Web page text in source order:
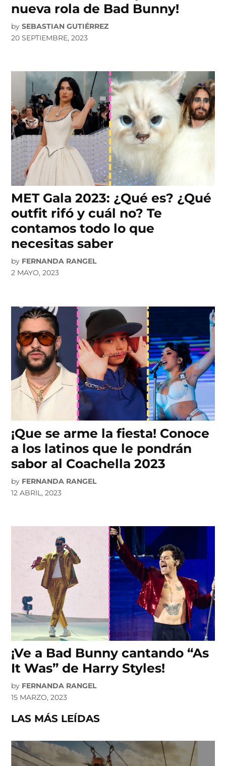
nueva rola de Bad Bunny!
by SEBASTIAN GUTIÉRREZ
20 SEPTIEMBRE, 2023
MET Gala 2023: ¿Qué es? ¿Qué
outfit rifó y cuál no? Te
contamos todo lo que
necesitas saber
by FERNANDA RANGEL
2 MAYO, 2023
¡Que se arme la fiesta! Conoce
a los latinos que le pondrán
sabor al Coachella 2023
by FERNANDA RANGEL
12 ABRIL, 2023
¡Ve a Bad Bunny cantando “As
It Was” de Harry Styles!
by FERNANDA RANGEL
15 MARZO, 2023
LAS MÁS LEÍDAS